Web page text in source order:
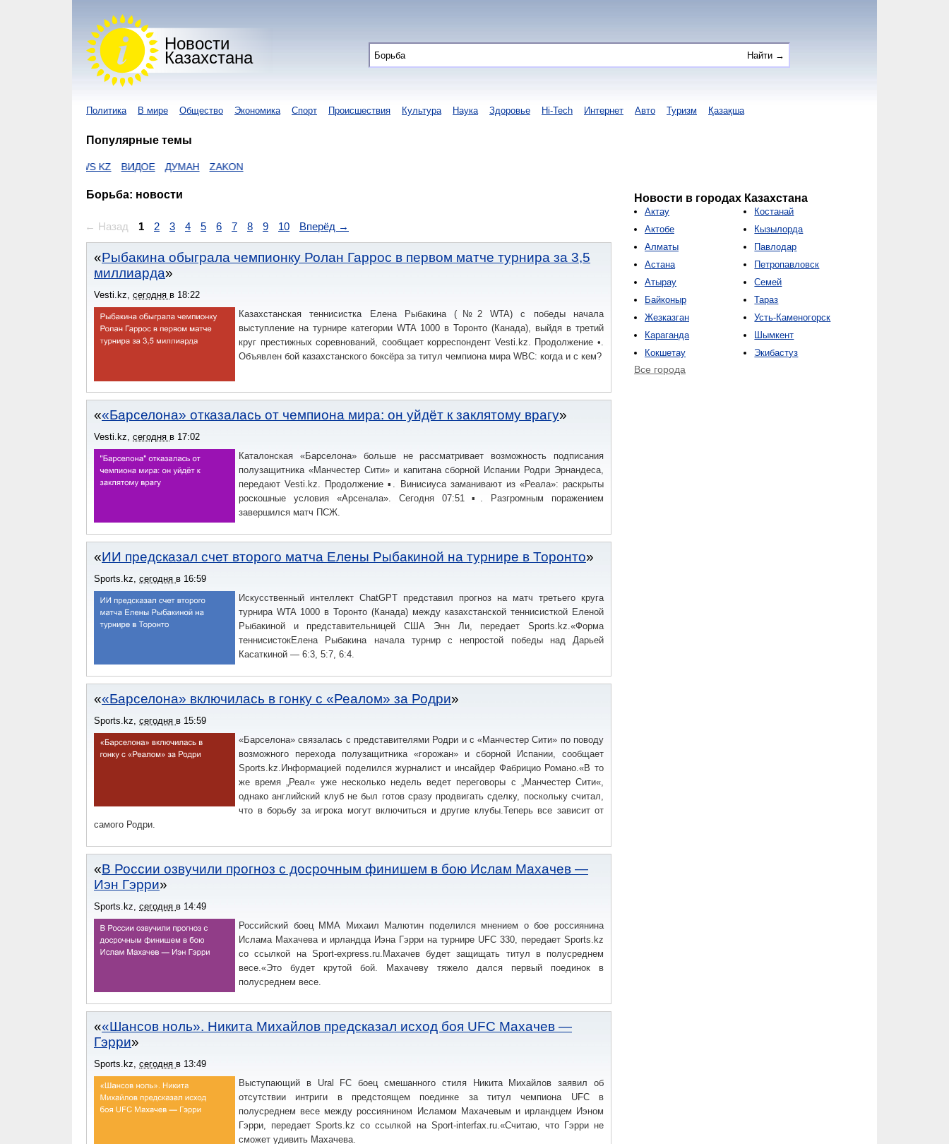
Новости
Казахстана
Политика В мире Общество Экономика Спорт Происшествия Культура Наука Здоровье Hi-Tech Интернет Авто Туризм Қазақша
Популярные темы
ВИДОЕ ДУМАН ZAKON
Борьба: новости
← Назад 1 2 3 4 5 6 7 8 9 10 Вперёд →
Рыбакина обыграла чемпионку Ролан Гаррос в первом матче турнира за 3,5
миллиарда
Vesti.kz, сегодня в 18:22
Казахстанская теннисистка Елена Рыбакина (№2 WTA) с победы начала
выступление на турнире категории WTA 1000 в Торонто (Канада), выйдя в третий
круг престижных соревнований, сообщает корреспондент Vesti.kz. Продолжение •.
Объявлен бой казахстанского боксёра за титул чемпиона мира WBC: когда и с кем?
«Барселона» отказалась от чемпиона мира: он уйдёт к заклятому врагу
Vesti.kz сегодня в 17:02
Каталонская «Барселона» больше не рассматривает возможность подписания
полузащитника «Манчестер Сити» и капитана сборной Испании Родри Эрнандеса,
передают Vesti.kz. Продолжение ▪. Винисиуса заманивают из «Реала»: раскрыты
роскошные условия «Арсенала». Сегодня 07:51 ▪. Разгромным поражением
завершился матч ПСЖ.
ИИ предсказал счет второго матча Елены Рыбакиной на турнире в Торонто
Sports.kz сегодня в 16:59
Искусственный интеллект ChatGPT представил прогноз на матч третьего круга
турнира WTA 1000 в Торонто (Канада) между казахстанской теннисисткой Еленой
Рыбакиной и представительницей США Энн Ли, передает Sports.kz.«Форма
теннисистокЕлена Рыбакина начала турнир с непростой победы над Дарьей
Касаткиной — 6:3, 5:7, 6:4.
«Барселона» включилась в гонку с «Реалом» за Родри
Sports.kz сегодня в 15:59
«Барселона» связалась с представителями Родри и с «Манчестер Сити» по поводу
возможного перехода полузащитника «горожан» и сборной Испании, сообщает
Sports.kz.Информацией поделился журналист и инсайдер Фабрицио Романо.«В то
же время „Реал« уже несколько недель ведет переговоры с „Манчестер Сити«,
однако английский клуб не был готов сразу продвигать сделку, поскольку считал,
что в борьбу за игрока могут включиться и другие клубы.Теперь все зависит от
самого Родри.
В России озвучили прогноз с досрочным финишем в бою Ислам Махачев —
Иэн Гэрри
Sports.kz сегодня в 14:49
Российский боец ММА Михаил Малютин поделился мнением о бое россиянина
Ислама Махачева и ирландца Иэна Гэрри на турнире UFC 330, передает Sports.kz
со ссылкой на Sport-express.ru.Махачев будет защищать титул в полусреднем
весе.«Это будет крутой бой. Махачеву тяжело дался первый поединок в
полусреднем весе.
«Шансов ноль». Никита Михайлов предсказал исход боя UFC Махачев —
Гэрри
Sports.kz сегодня в 13:49
Выступающий в Ural FC боец смешанного стиля Никита Михайлов заявил об
отсутствии интриги в предстоящем поединке за титул чемпиона UFC в
полусреднем весе между россиянином Исламом Махачевым и ирландцем Иэном
Гэрри, передает Sports.kz со ссылкой на Sport-interfax.ru.«Считаю, что Гэрри не
сможет удивить Махачева.
Новости в городах Казахстана
Актау
Актобе
Алматы
Астана
Атырау
Байконыр
Жезказган
Караганда
Кокшетау
Костанай
Кызылорда
Павлодар
Петропавловск
Семей
Тараз
Усть-Каменогорск
Шымкент
Экибастуз
Все города